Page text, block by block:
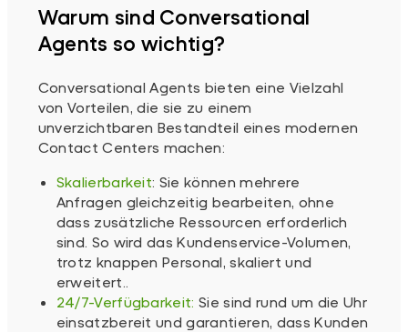
Warum sind Conversational
Agents so wichtig?
Conversational Agents bieten eine Vielzahl
von Vorteilen, die sie zu einem
unverzichtbaren Bestandteil eines modernen
Contact Centers machen:
Skalierbarkeit: Sie können mehrere
Anfragen gleichzeitig bearbeiten, ohne
dass zusätzliche Ressourcen erforderlich
sind. So wird das Kundenservice-Volumen,
trotz knappen Personal, skaliert und
erweitert..
24/7-Verfügbarkeit: Sie sind rund um die Uhr
einsatzbereit und garantieren, dass Kunden